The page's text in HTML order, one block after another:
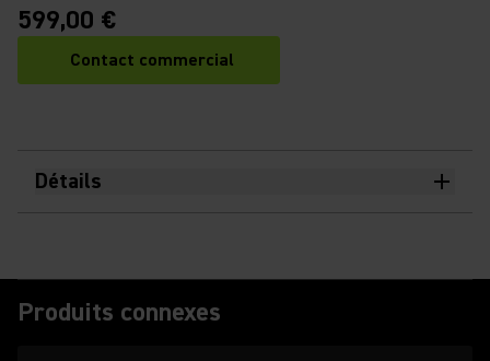
599,00 €
Contact commercial
Détails
Produits connexes